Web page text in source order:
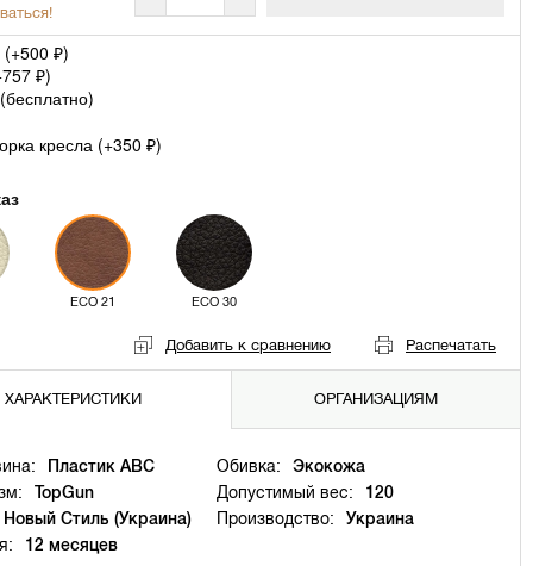
(+500 ₽)
757 ₽)
бесплатно)
кресла (+350 ₽)
ECO 21 ECO 30
Добавить к сравнению Распечатать
ХАРАКТЕРИСТИКИ ОРГАНИЗАЦИЯМ
Пластик ABC Обивка:
Экокожа
TopGun Допустимый вес:
120
Новый Стиль (Украина)
Производство:
Украина
12 месяцев